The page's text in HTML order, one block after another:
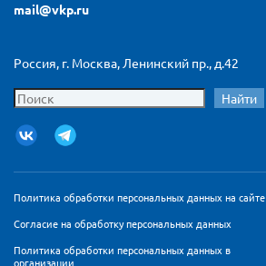
mail@vkp.ru
Россия, г. Москва, Ленинский пр., д.42
Найти
Политика обработки персональных данных на сайте
Согласие на обработку персональных данных
Политика обработки персональных данных в
организации